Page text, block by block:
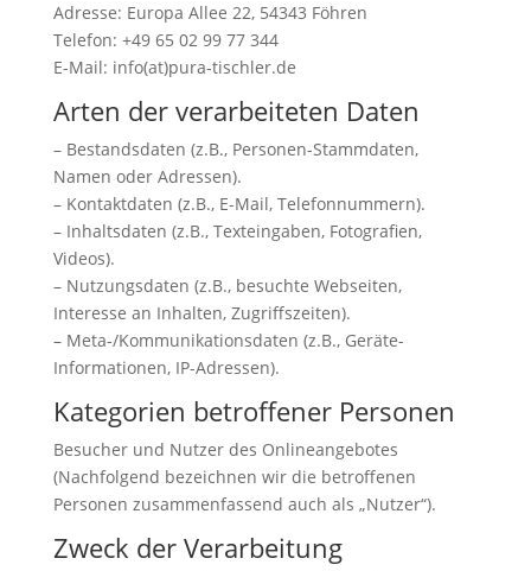
Adresse: Europa Allee 22, 54343 Föhren
Telefon: +49 65 02 99 77 344
E-Mail: info(at)pura-tischler.de
Arten der verarbeiteten Daten
– Bestandsdaten (z.B., Personen-Stammdaten,
Namen oder Adressen).
– Kontaktdaten (z.B., E-Mail, Telefonnummern).
– Inhaltsdaten (z.B., Texteingaben, Fotografien,
Videos).
– Nutzungsdaten (z.B., besuchte Webseiten,
Interesse an Inhalten, Zugriffszeiten).
– Meta-/Kommunikationsdaten (z.B., Geräte-
Informationen, IP-Adressen).
Kategorien betroffener Personen
Besucher und Nutzer des Onlineangebotes
(Nachfolgend bezeichnen wir die betroffenen
Personen zusammenfassend auch als „Nutzer“).
Zweck der Verarbeitung